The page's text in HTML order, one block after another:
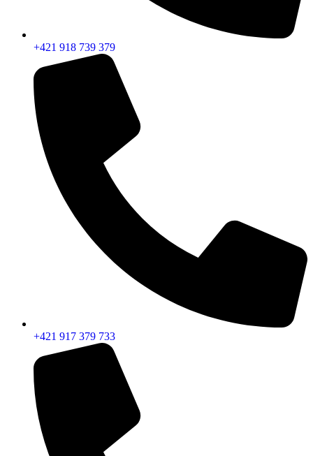
+421 918 739 379
+421 917 379 733